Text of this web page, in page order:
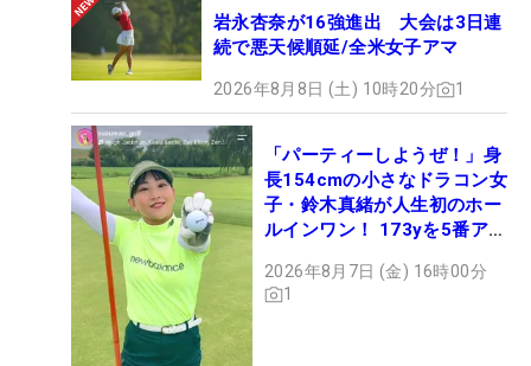
岩永杏奈が16強進出 大会は3日連
続で悪天候順延/全米女子アマ
2026年8月8日 (土) 10時20分 1
「パーティーしようぜ！」身
長154cmの小さなドラコン女
子・鈴木真緒が人生初のホー
ルインワン！ 173yを5番アイ
2026年8月7日 (金) 16時00分
1